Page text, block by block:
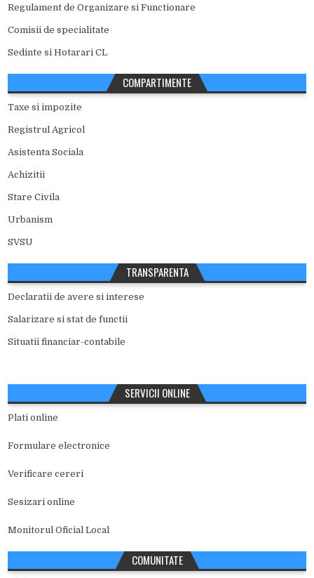
Regulament de Organizare si Functionare
Comisii de specialitate
Sedinte si Hotarari CL
COMPARTIMENTE
Taxe si impozite
Registrul Agricol
Asistenta Sociala
Achizitii
Stare Civila
Urbanism
SVSU
TRANSPARENTA
Declaratii de avere si interese
Salarizare si stat de functii
Situatii financiar-contabile
SERVICII ONLINE
Plati online
Formulare electronice
Verificare cereri
Sesizari online
Monitorul Oficial Local
COMUNITATE